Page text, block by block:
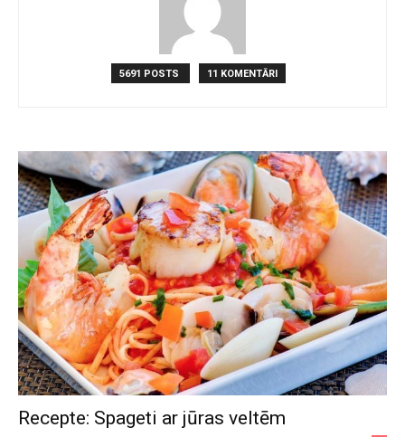
5691 POSTS 11 KOMENTĀRI
Recepte: Spageti ar jūras veltēm